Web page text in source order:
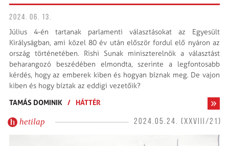
2024. 06. 13.
Július 4-én tartanak parlamenti választásokat az Egyesült
Királyságban, ami közel 80 év után először fordul elő nyáron az
ország történetében. Rishi Sunak miniszterelnök a választást
beharangozó beszédében elmondta, szerinte a legfontosabb
kérdés, hogy az emberek kiben és hogyan bíznak meg. De vajon
kiben és hogy bíztak az eddigi vezetőik?
TAMÁS DOMINIK
/ HÁTTÉR
hetilap 2024.05.24. (XXVIII/21)